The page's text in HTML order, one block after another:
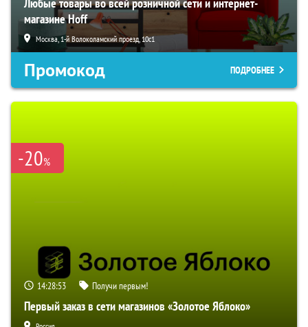
магазине Hoff
Москва, 1-й Волоколамский проезд, 10с1
Промокод ПОДРОБНЕЕ
-20%
14:28:52 Получи первым!
Первый заказ в сети магазинов «Золотое Яблоко»